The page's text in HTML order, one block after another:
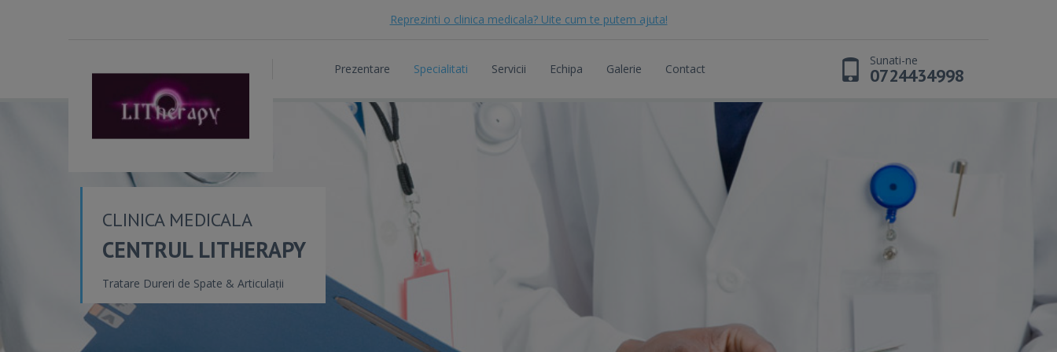
Reprezinti o clinica medicala? Uite cum te putem ajuta!
Prezentare Specialitati Servicii Echipa Galerie Contact
Sunati-ne
0724434998
CLINICA MEDICALA
CENTRUL LITHERAPY
Tratare Dureri de Spate & Articulații